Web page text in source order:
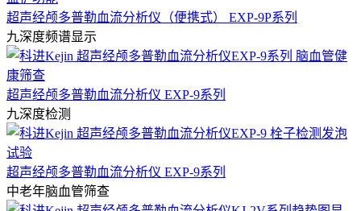
超声经颅多普勒血流分析仪（便携式） EXP-9P系列
九深度频谱显示
超声经颅多普勒血流分析仪 EXP-9系列
九深度检测
超声经颅多普勒血流分析仪 EXP-9系列
中老年脑血管筛查